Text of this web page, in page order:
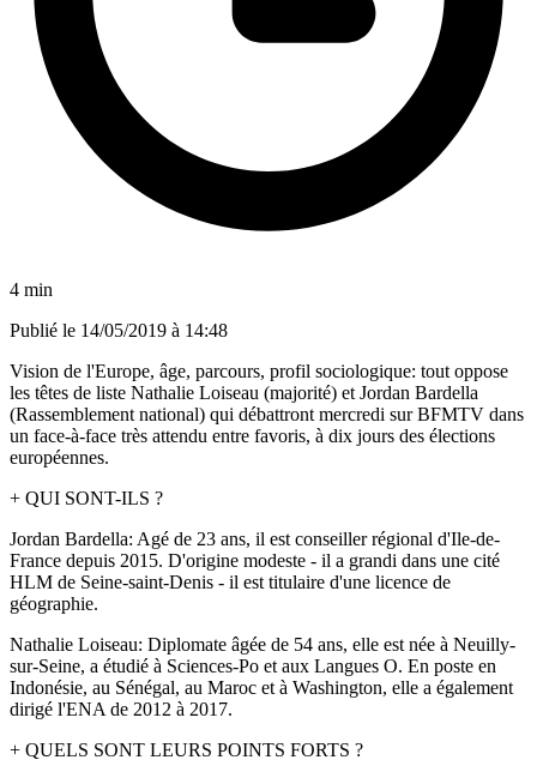
4 min
Publié le 14/05/2019 à 14:48
Vision de l'Europe, âge, parcours, profil sociologique: tout oppose
les têtes de liste Nathalie Loiseau (majorité) et Jordan Bardella
(Rassemblement national) qui débattront mercredi sur BFMTV dans
un face-à-face très attendu entre favoris, à dix jours des élections
européennes.
+ QUI SONT-ILS ?
Jordan Bardella: Agé de 23 ans, il est conseiller régional d'Ile-de-
France depuis 2015. D'origine modeste - il a grandi dans une cité
HLM de Seine-saint-Denis - il est titulaire d'une licence de
géographie.
Nathalie Loiseau: Diplomate âgée de 54 ans, elle est née à Neuilly-
sur-Seine, a étudié à Sciences-Po et aux Langues O. En poste en
Indonésie, au Sénégal, au Maroc et à Washington, elle a également
dirigé l'ENA de 2012 à 2017.
+ QUELS SONT LEURS POINTS FORTS ?